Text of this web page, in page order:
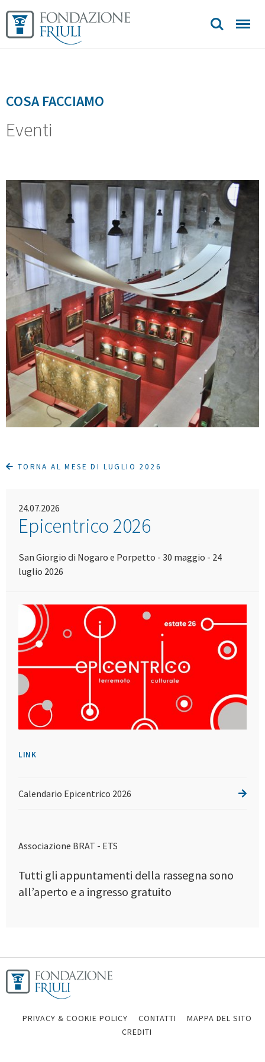
Longobardi
Biblioteca
COSA FACCIAMO
Eventi
TORNA AL MESE DI LUGLIO 2026
24.07.2026
Epicentrico 2026
San Giorgio di Nogaro e Porpetto - 30 maggio - 24
luglio 2026
LINK
Calendario Epicentrico 2026
Associazione BRAT - ETS
Tutti gli appuntamenti della rassegna sono
all’aperto e a ingresso gratuito
PRIVACY & COOKIE POLICY CONTATTI
MAPPA DEL SITO
CREDITI